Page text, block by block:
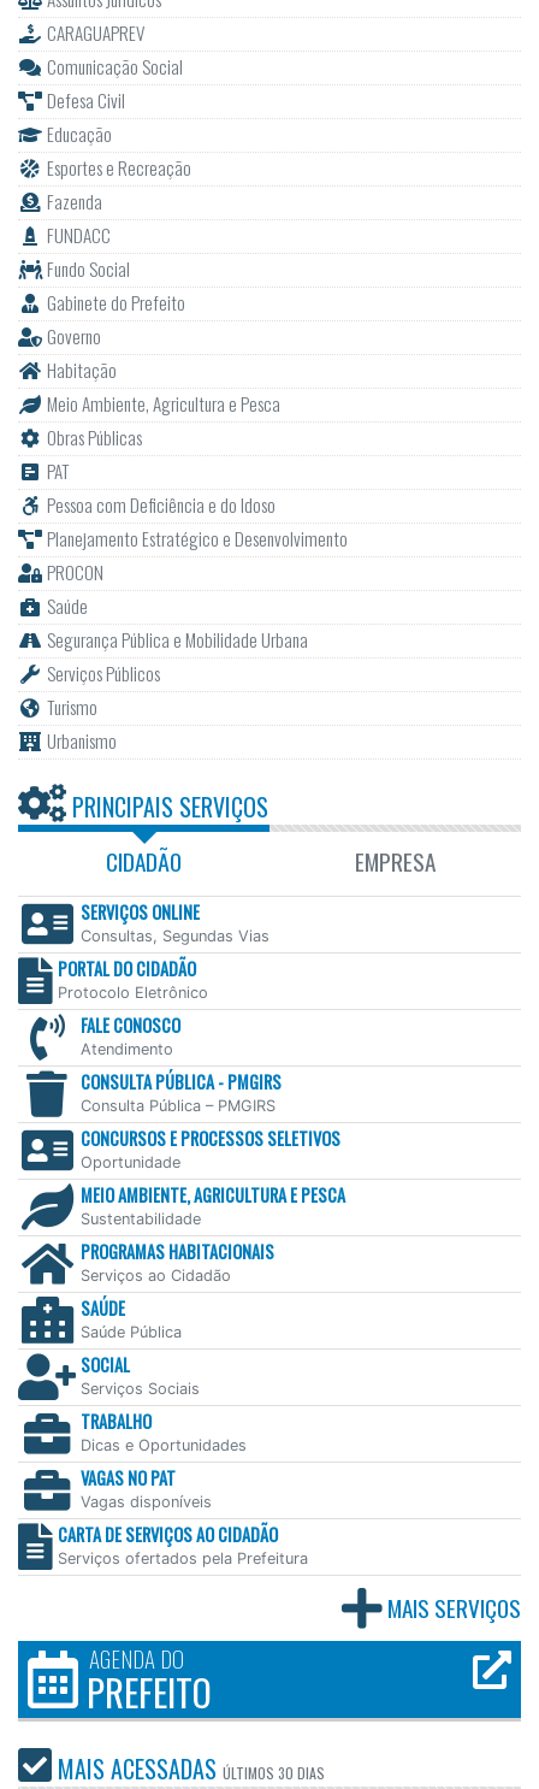
CARAGUAPREV
Comunicação Social
Defesa Civil
Educação
Esportes e Recreação
Fazenda
FUNDACC
Fundo Social
Gabinete do Prefeito
Governo
Habitação
Meio Ambiente, Agricultura e Pesca
Obras Públicas
PAT
Pessoa com Deficiência e do Idoso
Planejamento Estratégico e Desenvolvimento
PROCON
Saúde
Segurança Pública e Mobilidade Urbana
Serviços Públicos
Turismo
Urbanismo
PRINCIPAIS SERVIÇOS
CIDADÃO EMPRESA
SERVIÇOS ONLINE
Consultas, Segundas Vias
PORTAL DO CIDADÃO
Protocolo Eletrônico
FALE CONOSCO
Atendimento
CONSULTA PÚBLICA - PMGIRS
Consulta Pública – PMGIRS
CONCURSOS E PROCESSOS SELETIVOS
Oportunidade
MEIO AMBIENTE, AGRICULTURA E PESCA
Sustentabilidade
PROGRAMAS HABITACIONAIS
Serviços ao Cidadão
SAÚDE
Saúde Pública
SOCIAL
Serviços Sociais
TRABALHO
Dicas e Oportunidades
VAGAS NO PAT
Vagas disponíveis
CARTA DE SERVIÇOS AO CIDADÃO
Serviços ofertados pela Prefeitura
MAIS SERVIÇOS
AGENDA DO
PREFEITO
MAIS ACESSADAS ÚLTIMOS 30 DIAS